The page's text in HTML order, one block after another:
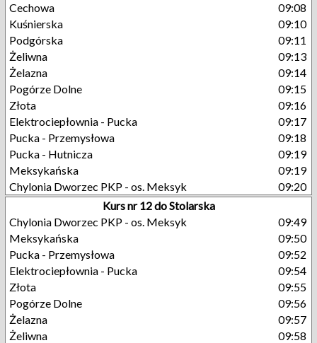
Cechowa
09:08
Kuśnierska
09:10
Podgórska
09:11
Żeliwna
09:13
Żelazna
09:14
Pogórze Dolne
09:15
Złota
09:16
Elektrociepłownia - Pucka
09:17
Pucka - Przemysłowa
09:18
Pucka - Hutnicza
09:19
Meksykańska
09:19
Chylonia Dworzec PKP - os. Meksyk
09:20
Kurs nr 12 do Stolarska
Chylonia Dworzec PKP - os. Meksyk
09:49
Meksykańska
09:50
Pucka - Przemysłowa
09:52
Elektrociepłownia - Pucka
09:54
Złota
09:55
Pogórze Dolne
09:56
Żelazna
09:57
Żeliwna
09:58